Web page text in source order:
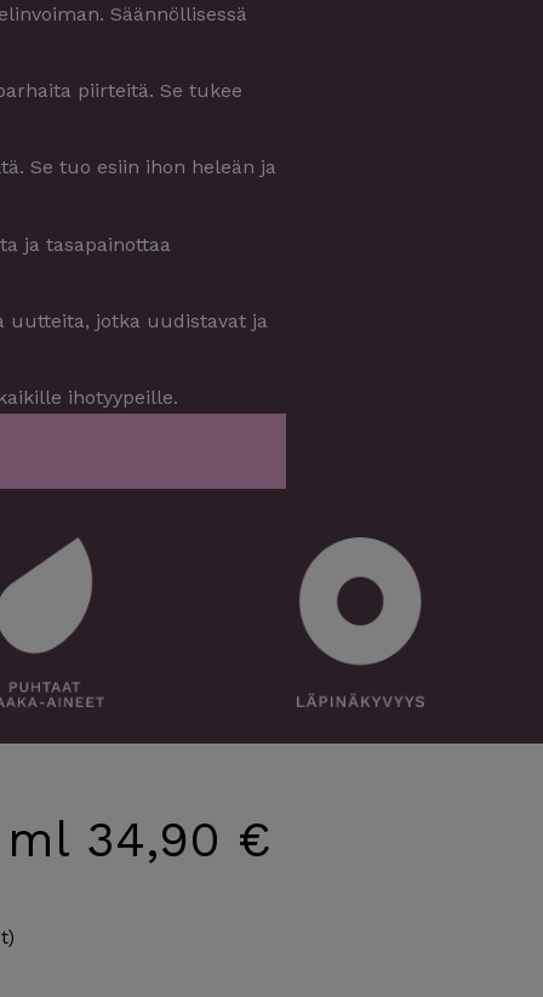
Säännöllisessä
piirteitä. Se tukee
Se tuo esiin ihon heleän ja
ja tasapainottaa
uutteita, jotka uudistavat ja
ihotyypeille.
ml 34,90 €